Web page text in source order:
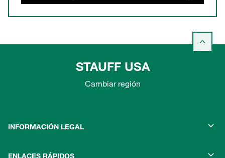
STAUFF USA
Cambiar región
INFORMACIÓN LEGAL
ENLACES RÁPIDOS